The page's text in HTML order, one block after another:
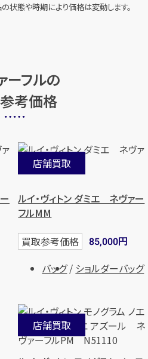
無料
で無料査定
状態や時期により価格は変動します。
ーフルの
考価格
店舗買取
ルイ・ヴィトン ダミエ ネヴァー
フルMM
買取参考価格 85,000円
バッグ
ショルダーバッグ
店舗買取